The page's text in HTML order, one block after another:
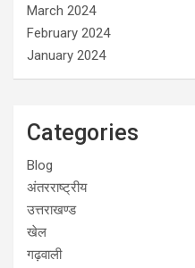
March 2024
February 2024
January 2024
Categories
Blog
अंतरराष्ट्रीय
उत्तराखण्ड
खेल
गढ़वाली